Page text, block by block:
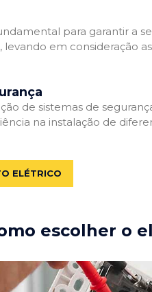
para garantir a
em consideração
de sistemas de
na instalação de
ELÉTRICO
escolher o